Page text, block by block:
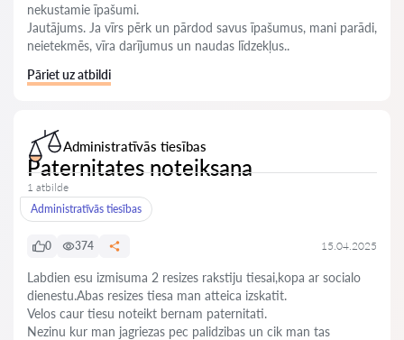
nekustamie īpašumi.
Jautājums. Ja vīrs pērk un pārdod savus īpašumus, mani parādi,
neietekmēs, vīra darījumus un naudas līdzekļus..
Pāriet uz atbildi
Administratīvās tiesības
Paternitates noteiksana
1 atbilde
Administratīvās tiesības
0 374 15.04.2025
Labdien esu izmisuma 2 resizes rakstiju tiesai,kopa ar socialo
dienestu.Abas resizes tiesa man atteica izskatit.
Velos caur tiesu noteikt bernam paternitati.
Nezinu kur man jagriezas pec palidzibas un cik man tas